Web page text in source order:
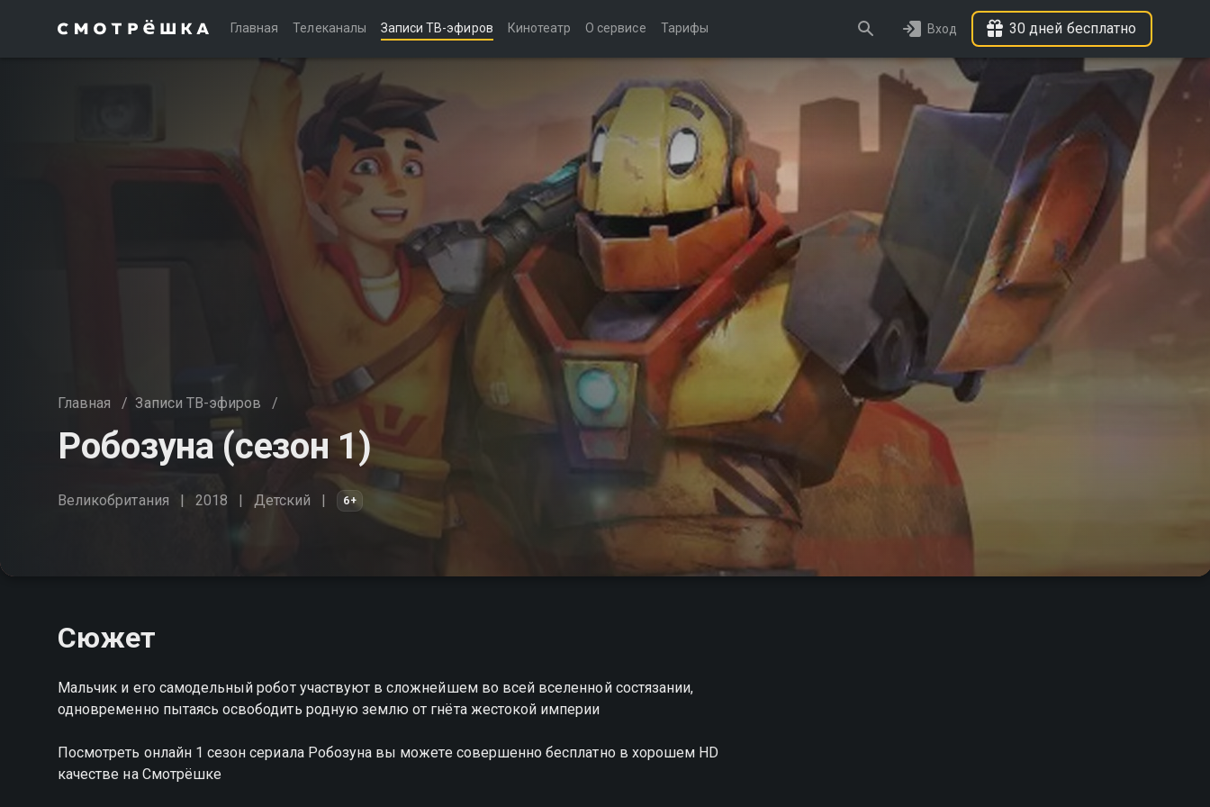
Главная Телеканалы Записи ТВ-эфиров Кинотеатр О сервисе Тарифы Вход 30 дней бесплатно
Главная / Записи ТВ-эфиров /
Робозуна (сезон 1)
Великобритания 2018 Детский 6+
Сюжет
Мальчик и его самодельный робот участвуют в сложнейшем во всей вселенной состязании,
одновременно пытаясь освободить родную землю от гнёта жестокой империи
Посмотреть онлайн 1 сезон сериала Робозуна вы можете совершенно бесплатно в хорошем HD
качестве на Смотрёшке